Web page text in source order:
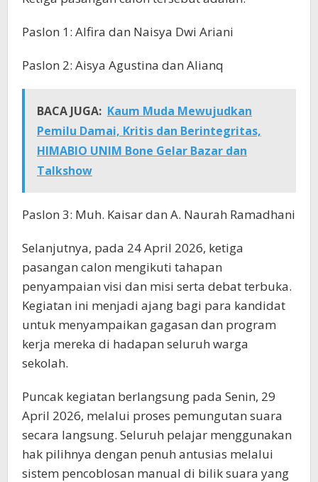
Paslon 1: Alfira dan Naisya Dwi Ariani
Paslon 2: Aisya Agustina dan Alianq
BACA JUGA: Kaum Muda Mewujudkan
Pemilu Damai, Kritis dan Berintegritas,
HIMABIO UNIM Bone Gelar Bazar dan
Talkshow
Paslon 3: Muh. Kaisar dan A. Naurah Ramadhani
Selanjutnya, pada 24 April 2026, ketiga
pasangan calon mengikuti tahapan
penyampaian visi dan misi serta debat terbuka.
Kegiatan ini menjadi ajang bagi para kandidat
untuk menyampaikan gagasan dan program
kerja mereka di hadapan seluruh warga
sekolah.
Puncak kegiatan berlangsung pada Senin, 29
April 2026, melalui proses pemungutan suara
secara langsung. Seluruh pelajar menggunakan
hak pilihnya dengan penuh antusias melalui
sistem pencoblosan manual di bilik suara yang